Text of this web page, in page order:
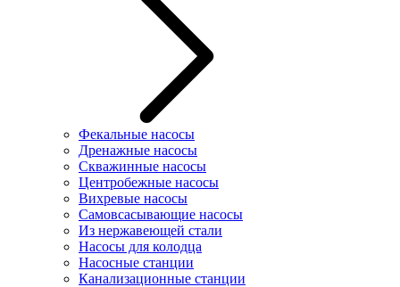
Фекальные насосы
Дренажные насосы
Скважинные насосы
Центробежные насосы
Вихревые насосы
Самовсасывающие насосы
Из нержавеющей стали
Насосы для колодца
Насосные станции
Канализационные станции